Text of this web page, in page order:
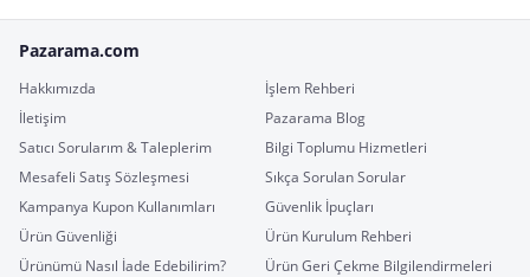
Pazarama.com
Hakkımızda
İşlem Rehberi
İletişim
Pazarama Blog
Satıcı Sorularım & Taleplerim
Bilgi Toplumu Hizmetleri
Mesafeli Satış Sözleşmesi
Sıkça Sorulan Sorular
Kampanya Kupon Kullanımları
Güvenlik İpuçları
Ürün Güvenliği
Ürün Kurulum Rehberi
Ürünümü Nasıl İade Edebilirim?
Ürün Geri Çekme Bilgilendirmeleri